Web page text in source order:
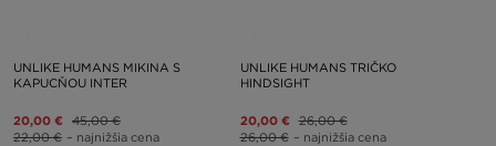
UNLIKE HUMANS MIKINA S
KAPUCŇOU INTER
20,00 € 45,00 €
22,00 € – najnižšia cena
UNLIKE HUMANS TRIČKO
HINDSIGHT
20,00 € 26,00 €
26,00 € – najnižšia cena